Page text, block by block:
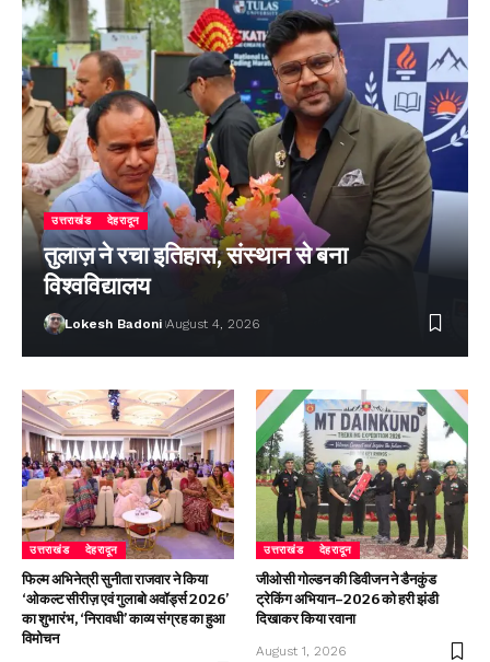
उत्तराखंड देहरादून
तुलाज़ ने रचा इतिहास, संस्थान से बना
विश्वविद्यालय
Lokesh Badoni August 4, 2026
उत्तराखंड देहरादून
फिल्म अभिनेत्री सुनीता राजवार ने किया
‘ओकल्ट सीरीज़ एवं गुलाबो अवॉर्ड्स 2026’
का शुभारंभ, ‘निरावधी’ काव्य संग्रह का हुआ
विमोचन
उत्तराखंड देहरादून
जीओसी गोल्डन की डिवीजन ने डैनकुंड
ट्रेकिंग अभियान–2026 को हरी झंडी
दिखाकर किया रवाना
August 1, 2026